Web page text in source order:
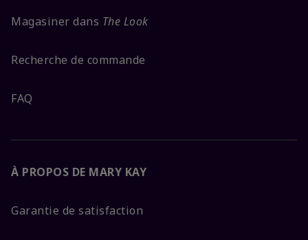
Magasiner dans The Look
Recherche de commande
FAQ
À PROPOS DE MARY KAY
Garantie de satisfaction